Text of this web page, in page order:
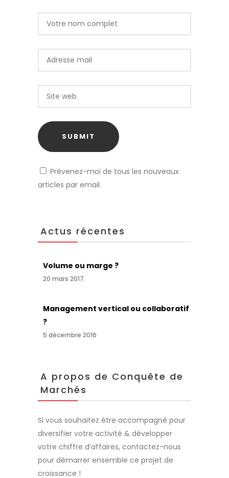
Prévenez-moi de tous les nouveaux
articles par email.
Actus récentes
Volume ou marge ?
20 mars 2017
Management vertical ou collaboratif
?
5 décembre 2016
A propos de Conquête de
Marchés
Si vous souhaitez être accompagné pour
diversifier votre activité & développer
votre chiffre d’affaires, contactez-nous
pour démarrer ensemble ce projet de
croissance !